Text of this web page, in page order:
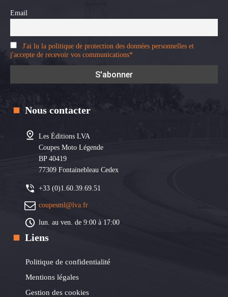
Email
J'ai lu la politique de protection des données personnelles et
j'accepte de recevoir vos communications*
Nous contacter
Les Éditions LVA
Coupes Moto Légende
BP 40419
77309 Fontainebleau Cedex
+33 (0)1.60.39.69.51
coupesml@lva.fr
lun. au ven. de 9:00 à 17:00
Liens
Politique de confidentialité
Mentions légales
Gestion des cookies